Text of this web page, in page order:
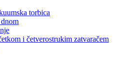
torbica
i četverostrukim zatvaračem